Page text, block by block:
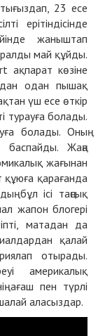
23 есе
ерітіндісінде
жаныштап
май құйды.
ақпарат көзіне
одан пышақ
үш есе өткір
турауға болады.
болады. Оның
Жаңа
жағынан
құюға қарағанда
бұл ісі таңсық
жапон блогері
матадан да
қалай
отырады.
америкалық
ағаш пен түрлі
аласыздар.